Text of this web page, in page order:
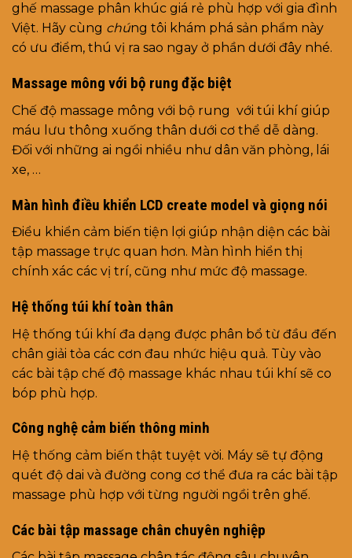
ghế massage phân khúc giá rẻ phù hợp với gia đình
Việt. Hãy cùng chúng tôi khám phá sản phẩm này
có ưu điểm, thú vị ra sao ngay ở phần dưới đây nhé.
Massage mông với bộ rung đặc biệt
Chế độ massage mông với bộ rung với túi khí giúp
máu lưu thông xuống thân dưới cơ thể dễ dàng.
Đối với những ai ngồi nhiều như dân văn phòng, lái
xe, …
Màn hình điều khiển LCD create model và giọng nói
Điểu khiển cảm biến tiện lợi giúp nhận diện các bài
tập massage trực quan hơn. Màn hình hiển thị
chính xác các vị trí, cũng như mức độ massage.
Hệ thống túi khí toàn thân
Hệ thống túi khí đa dạng được phân bổ từ đầu đến
chân giải tỏa các cơn đau nhức hiệu quả. Tùy vào
các bài tập chế độ massage khác nhau túi khí sẽ co
bóp phù hợp.
Công nghệ cảm biến thông minh
Hệ thống cảm biến thật tuyệt vời. Máy sẽ tự động
quét độ dai và đường cong cơ thể đưa ra các bài tập
massage phù hợp với từng người ngồi trên ghế.
Các bài tập massage chân chuyên nghiệp